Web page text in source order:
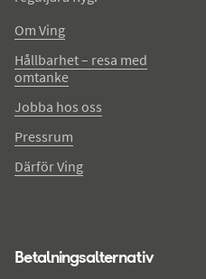
Om Ving
Hållbarhet – resa med
omtanke
Jobba hos oss
Pressrum
Därför Ving
Betalningsalternativ